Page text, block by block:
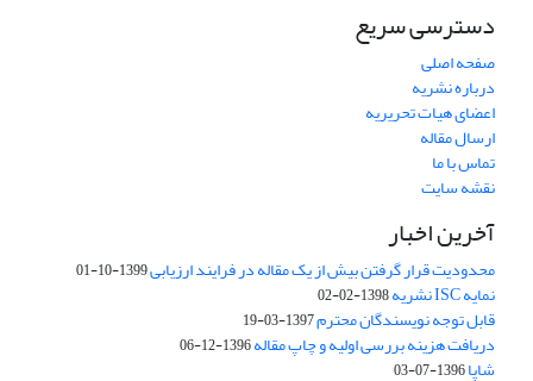
دسترسی سریع
صفحه اصلی
درباره نشریه
اعضای هیات تحریریه
ارسال مقاله
تماس با ما
نقشه سایت
آخرین اخبار
محدودیت قرار گرفتن بیش از یک مقاله در فرایند ارزیابی1399-10-01
نمایه ISC نشریه 1398-02-02
قابل توجه نویسندگان محترم1397-03-19
دریافت هزینه بررسی اولیه و چاپ مقاله1396-12-06
شاپا1396-07-03